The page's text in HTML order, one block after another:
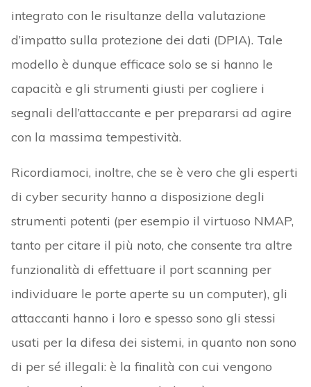
integrato con le risultanze della valutazione
d’impatto sulla protezione dei dati (DPIA). Tale
modello è dunque efficace solo se si hanno le
capacità e gli strumenti giusti per cogliere i
segnali dell’attaccante e per prepararsi ad agire
con la massima tempestività.
Ricordiamoci, inoltre, che se è vero che gli esperti
di cyber security hanno a disposizione degli
strumenti potenti (per esempio il virtuoso NMAP,
tanto per citare il più noto, che consente tra altre
funzionalità di effettuare il port scanning per
individuare le porte aperte su un computer), gli
attaccanti hanno i loro e spesso sono gli stessi
usati per la difesa dei sistemi, in quanto non sono
di per sé illegali: è la finalità con cui vengono